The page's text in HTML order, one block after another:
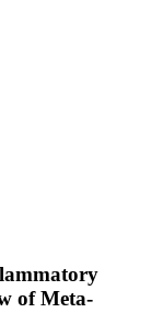
of Meta-